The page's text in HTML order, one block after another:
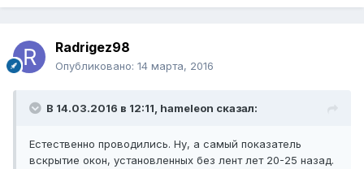
Radrigez98
Опубликовано: 14 марта, 2016
В 14.03.2016 в 12:11, hameleon сказал:
Естественно проводились. Ну, а самый показатель
вскрытие окон, установленных без лент лет 20-25 назад.